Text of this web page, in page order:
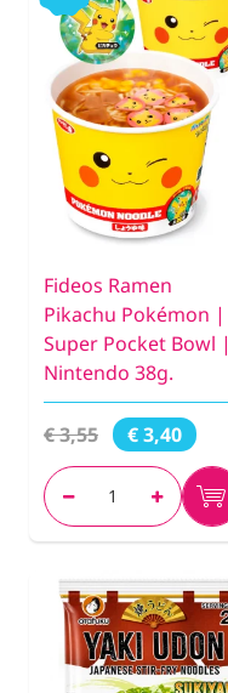
Fideos Ramen
Pikachu Pokémon |
Super Pocket Bowl |
Nintendo 38g.
€ 3,55 € 3,40